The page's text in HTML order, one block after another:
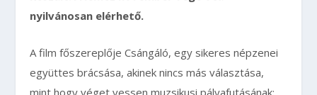
nyilvánosan elérhető.
A film főszereplője Csángáló, egy sikeres népzenei
együttes brácsása, akinek nincs más választása,
mint hogy véget vessen muzsikusi pályafutásának: